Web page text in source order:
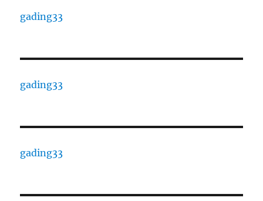
gading33
gading33
gading33